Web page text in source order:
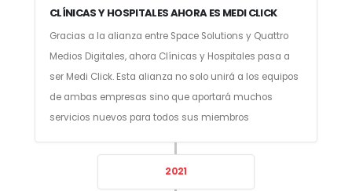
CLÍNICAS Y HOSPITALES AHORA ES MEDI CLICK
Gracias a la alianza entre Space Solutions y Quattro
Medios Digitales, ahora Clínicas y Hospitales pasa a
ser Medi Click. Esta alianza no solo unirá a los equipos
de ambas empresas sino que aportará muchos
servicios nuevos para todos sus miembros
2021